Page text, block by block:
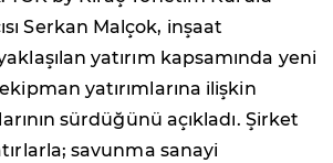
Serkan Malçok, inşaat
yatırım kapsamında yeni
yatırımlarına ilişkin
sürdüğünü açıkladı. Şirket
savunma sanayi